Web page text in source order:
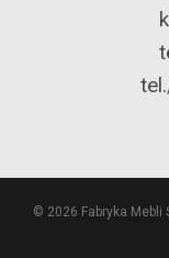
© 2026 Fabryka Mebli